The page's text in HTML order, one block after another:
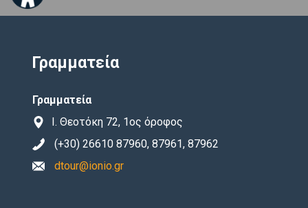
Γραμματεία
Γραμματεία
Ι. Θεοτόκη 72, 1ος όροφος
(+30) 26610 87960, 87961, 87962
dtour@ionio.gr